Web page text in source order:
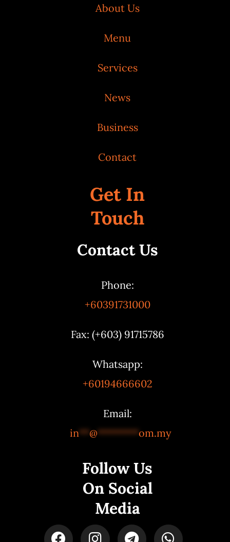
About Us
Menu
Services
News
Business
Contact
Get In
Touch
Contact Us
Phone:
+60391731000
Fax: (+603) 91715786
Whatsapp:
+60194666602
Email:
in**@********om.my
Follow Us
On Social
Media